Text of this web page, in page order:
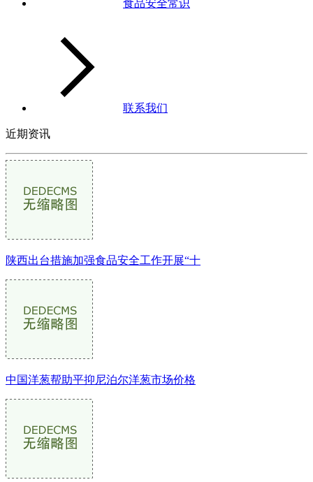
食品安全常识
联系我们
近期资讯
陕西出台措施加强食品安全工作开展“十
中国洋葱帮助平抑尼泊尔洋葱市场价格